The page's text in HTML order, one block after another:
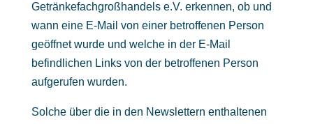
Getränkefachgroßhandels e.V. erkennen, ob und
wann eine E-Mail von einer betroffenen Person
geöffnet wurde und welche in der E-Mail
befindlichen Links von der betroffenen Person
aufgerufen wurden.
Solche über die in den Newslettern enthaltenen